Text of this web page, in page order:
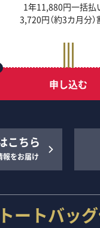
1年11,880円一括払
3,720円（約3カ月分）
申し込む
こちら
報をお届け
ートバッグ